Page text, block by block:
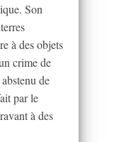
Son
à des objets
crime de
de
par le
à des